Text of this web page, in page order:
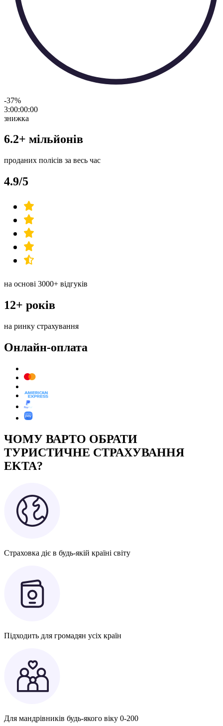
-37%
3:00:00:00
знижка
6.2+ мільйонів
проданих полісів за весь час
4.9/5
на основі 3000+ відгуків
12+ років
на ринку страхування
Онлайн-оплата
ЧОМУ ВАРТО ОБРАТИ
ТУРИСТИЧНЕ СТРАХУВАННЯ
EKTA?
Страховка діє в будь-якій країні світу
Підходить для громадян усіх країн
Для мандрівників будь-якого віку 0-200